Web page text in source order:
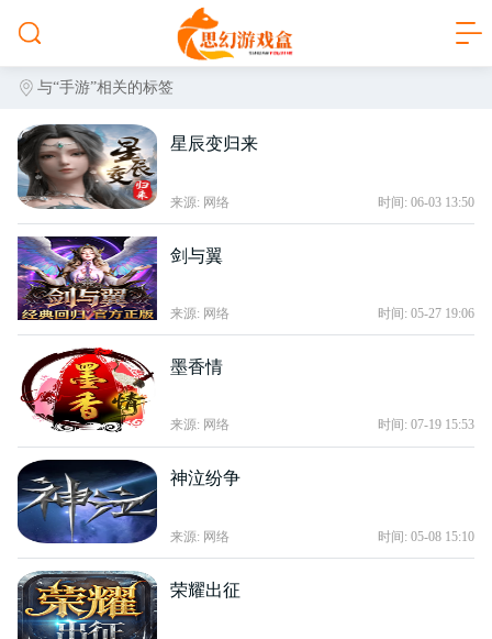
与“手游”相关的标签
星辰变归来
来源: 网络 时间: 06-03 13:50
剑与翼
来源: 网络 时间: 05-27 19:06
墨香情
来源: 网络 时间: 07-19 15:53
神泣纷争
来源: 网络 时间: 05-08 15:10
荣耀出征